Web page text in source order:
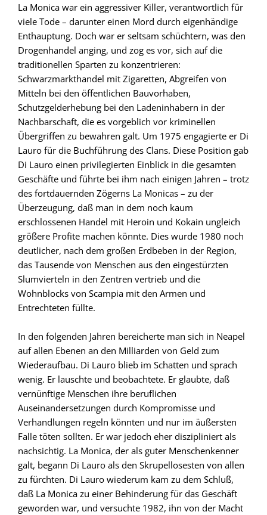
La Monica war ein aggressiver Killer, verantwortlich für
viele Tode – darunter einen Mord durch eigenhändige
Enthauptung. Doch war er seltsam schüchtern, was den
Drogenhandel anging, und zog es vor, sich auf die
traditionellen Sparten zu konzentrieren:
Schwarzmarkthandel mit Zigaretten, Abgreifen von
Mitteln bei den öffentlichen Bauvorhaben,
Schutzgelderhebung bei den Ladeninhabern in der
Nachbarschaft, die es vorgeblich vor kriminellen
Übergriffen zu bewahren galt. Um 1975 engagierte er Di
Lauro für die Buchführung des Clans. Diese Position gab
Di Lauro einen privilegierten Einblick in die gesamten
Geschäfte und führte bei ihm nach einigen Jahren – trotz
des fortdauernden Zögerns La Monicas – zu der
Überzeugung, daß man in dem noch kaum
erschlossenen Handel mit Heroin und Kokain ungleich
größere Profite machen könnte. Dies wurde 1980 noch
deutlicher, nach dem großen Erdbeben in der Region,
das Tausende von Menschen aus den eingestürzten
Slumvierteln in den Zentren vertrieb und die
Wohnblocks von Scampia mit den Armen und
Entrechteten füllte.
In den folgenden Jahren bereicherte man sich in Neapel
auf allen Ebenen an den Milliarden von Geld zum
Wiederaufbau. Di Lauro blieb im Schatten und sprach
wenig. Er lauschte und beobachtete. Er glaubte, daß
vernünftige Menschen ihre beruflichen
Auseinandersetzungen durch Kompromisse und
Verhandlungen regeln könnten und nur im äußersten
Falle töten sollten. Er war jedoch eher diszipliniert als
nachsichtig. La Monica, der als guter Menschenkenner
galt, begann Di Lauro als den Skrupellosesten von allen
zu fürchten. Di Lauro wiederum kam zu dem Schluß,
daß La Monica zu einer Behinderung für das Geschäft
geworden war, und versuchte 1982, ihn von der Macht